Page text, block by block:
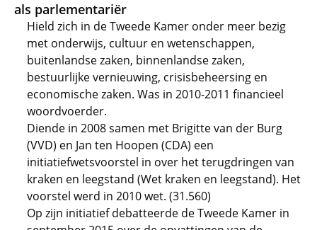
als parlementariër
Hield zich in de Tweede Kamer onder meer bezig
met onderwijs, cultuur en wetenschappen,
buitenlandse zaken, binnenlandse zaken,
bestuurlijke vernieuwing, crisisbeheersing en
economische zaken. Was in 2010-2011 financieel
woordvoerder.
Diende in 2008 samen met Brigitte van der Burg
(VVD) en Jan ten Hoopen (CDA) een
initiatiefwetsvoorstel in over het terugdringen van
kraken en leegstand (Wet kraken en leegstand). Het
voorstel werd in 2010 wet. (31.560)
Op zijn initiatief debatteerde de Tweede Kamer in